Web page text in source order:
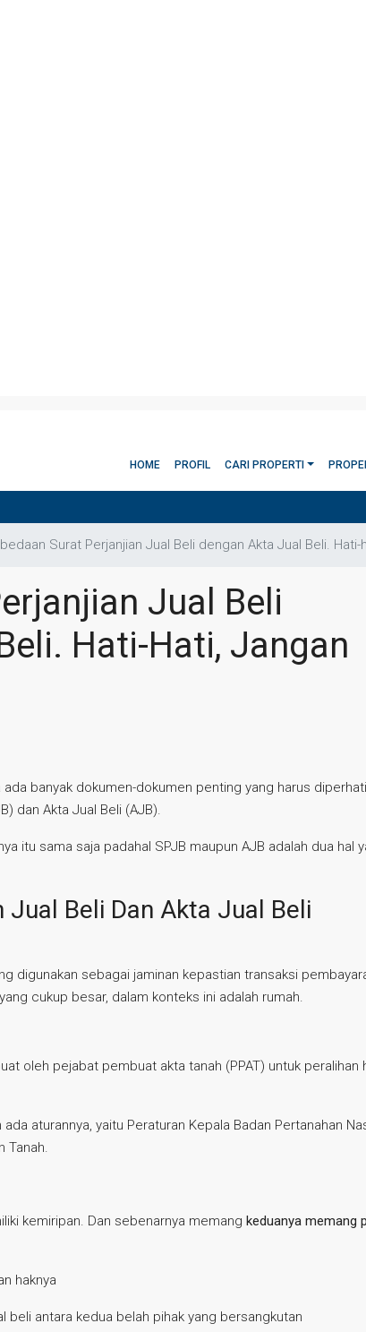
HOME PROFIL CARI PROPERTI
Surat Perjanjian Jual Beli dengan Akta Jual Beli.
Jual Beli
Hati-Hati, Jangan
banyak dokumen-dokumen penting yang harus
dan Akta Jual Beli (AJB).
itu sama saja padahal SPJB maupun AJB adalah dua hal
Beli Dan Akta Jual Beli
digunakan sebagai jaminan kepastian transaksi
cukup besar, dalam konteks ini adalah rumah.
oleh pejabat pembuat akta tanah (PPAT) untuk peralihan
aturannya, yaitu Peraturan Kepala Badan Pertanahan
Tanah.
kemiripan. Dan sebenarnya memang keduanya memang
haknya
antara kedua belah pihak yang bersangkutan